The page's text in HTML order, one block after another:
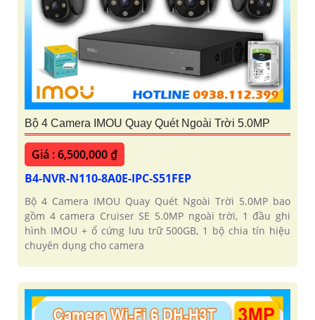
Bộ 4 Camera IMOU Quay Quét Ngoài Trời 5.0MP
Giá : 6,500,000 ₫
B4-NVR-N110-8A0E-IPC-S51FEP
Bộ 4 Camera IMOU Quay Quét Ngoài Trời 5.0MP bao
gồm 4 camera Cruiser SE 5.0MP ngoài trời, 1 đầu ghi
hình IMOU + ổ cứng lưu trữ 500GB, 1 bộ chia tín hiệu
chuyên dụng cho camera